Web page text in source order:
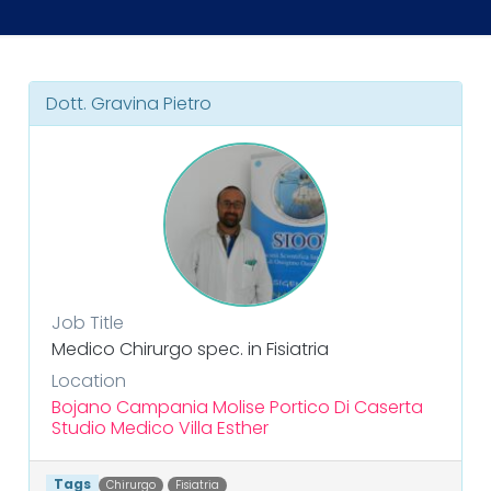
Dott. Gravina Pietro
Job Title
Medico Chirurgo spec. in Fisiatria
Location
Bojano Campania Molise Portico Di Caserta
Studio Medico Villa Esther
Tags Chirurgo Fisiatria